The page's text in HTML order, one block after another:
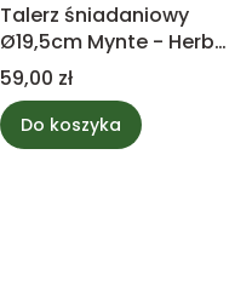
Talerz śniadaniowy
Ø19,5cm Mynte - Herbal
Green
Cena
59,00 zł
Do koszyka